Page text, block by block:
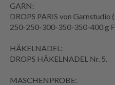
GARN:
DROPS PARIS von
250-250-300-350-350-400 g
HÄKELNADEL :
DROPS HÄKELNADEL Nr. 5.
MASCHENPROBE: